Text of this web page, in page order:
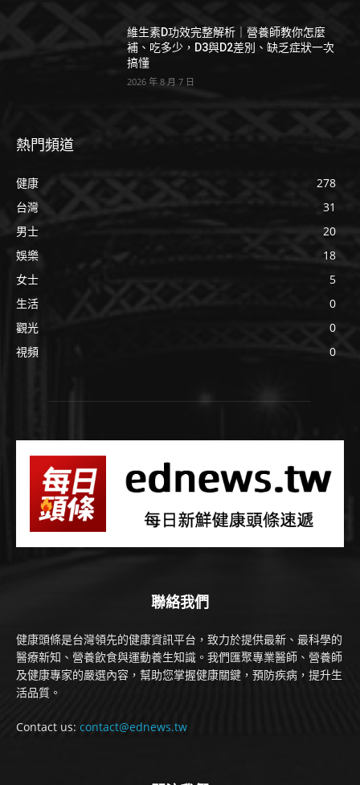
維生素D功效完整解析｜營養師教你怎麼
補、吃多少，D3與D2差別、缺乏症狀一次
搞懂
2026 年 8 月 7 日
熱門頻道
健康
278
台灣
31
男士
20
娛樂
18
女士
5
生活
0
觀光
0
視頻
0
聯絡我們
健康頭條是台灣領先的健康資訊平台，致力於提供最新、最科學的
醫療新知、營養飲食與運動養生知識。我們匯聚專業醫師、營養師
及健康專家的嚴選內容，幫助您掌握健康關鍵，預防疾病，提升生
活品質。
Contact us: contact@ednews.tw